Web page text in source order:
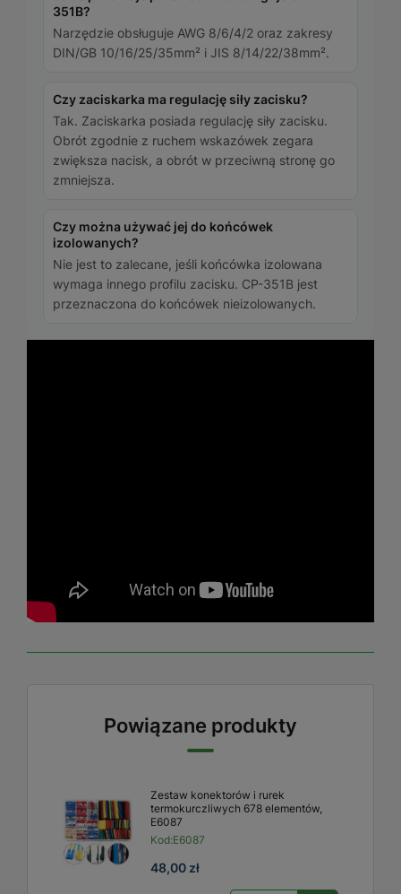
351B?
Narzędzie obsługuje AWG 8/6/4/2 oraz zakresy
DIN/GB 10/16/25/35mm² i JIS 8/14/22/38mm².
Czy zaciskarka ma regulację siły zacisku?
Tak. Zaciskarka posiada regulację siły zacisku.
Obrót zgodnie z ruchem wskazówek zegara
zwiększa nacisk, a obrót w przeciwną stronę go
zmniejsza.
Czy można używać jej do końcówek
izolowanych?
Nie jest to zalecane, jeśli końcówka izolowana
wymaga innego profilu zacisku. CP-351B jest
przeznaczona do końcówek nieizolowanych.
Powiązane produkty
Zestaw konektorów i rurek
termokurczliwych 678 elementów,
E6087
Kod:E6087
48,00 zł